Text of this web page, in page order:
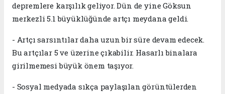
depremlere karşılık geliyor. Dün de yine Göksun
merkezli 5.1 büyüklüğünde artçı meydana geldi.
- Artçı sarsıntılar daha uzun bir süre devam edecek.
Bu artçılar 5 ve üzerine çıkabilir. Hasarlı binalara
girilmemesi büyük önem taşıyor.
- Sosyal medyada sıkça paylaşılan görüntülerden